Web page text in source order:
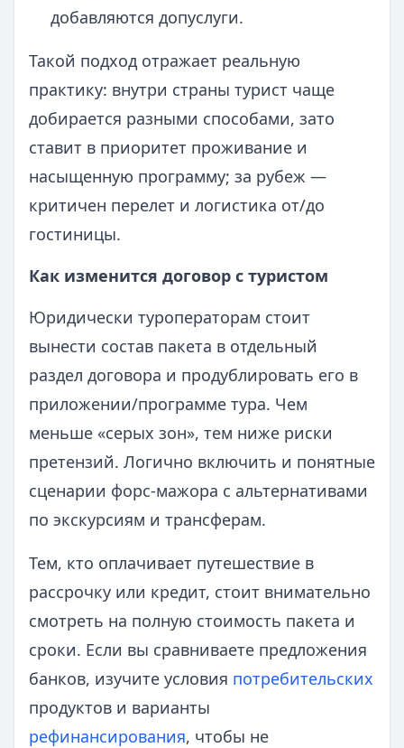
добавляются допуслуги.
Такой подход отражает реальную
практику: внутри страны турист чаще
добирается разными способами, зато
ставит в приоритет проживание и
насыщенную программу; за рубеж —
критичен перелет и логистика от/до
гостиницы.
Как изменится договор с туристом
Юридически туроператорам стоит
вынести состав пакета в отдельный
раздел договора и продублировать его в
приложении/программе тура. Чем
меньше «серых зон», тем ниже риски
претензий. Логично включить и понятные
сценарии форс‑мажора с альтернативами
по экскурсиям и трансферам.
Тем, кто оплачивает путешествие в
рассрочку или кредит, стоит внимательно
смотреть на полную стоимость пакета и
сроки. Если вы сравниваете предложения
банков, изучите условия потребительских
продуктов и варианты
рефинансирования, чтобы не